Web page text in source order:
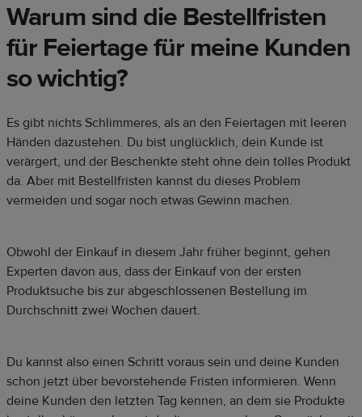
Warum sind die Bestellfristen
für Feiertage für meine Kunden
so wichtig?
Es gibt nichts Schlimmeres, als an den Feiertagen mit leeren
Händen dazustehen. Du bist unglücklich, dein Kunde ist
verärgert, und der Beschenkte steht ohne dein tolles Produkt
da. Aber mit Bestellfristen kannst du dieses Problem
vermeiden und sogar noch etwas Gewinn machen.
Obwohl der Einkauf in diesem Jahr früher beginnt, gehen
Experten davon aus, dass der Einkauf von der ersten
Produktsuche bis zur abgeschlossenen Bestellung im
Durchschnitt zwei Wochen dauert.
Du kannst also einen Schritt voraus sein und deine Kunden
schon jetzt über bevorstehende Fristen informieren. Wenn
deine Kunden den letzten Tag kennen, an dem sie Produkte